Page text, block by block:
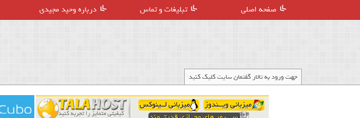
صفحه اصلی تبلیغات و تماس درباره وحید مجیدی
جهت ورود به تالار گفتمان سایت کلیک کنید